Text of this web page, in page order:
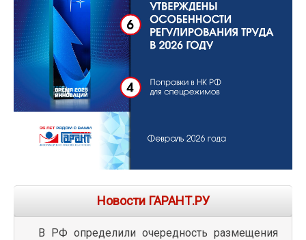
Новости ГАРАНТ.РУ
В РФ определили очередность размещения